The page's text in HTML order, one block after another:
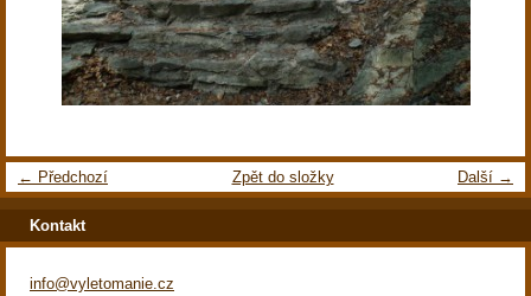
← Předchozí Další →
Zpět do složky
Kontakt
info@vyletomanie.cz